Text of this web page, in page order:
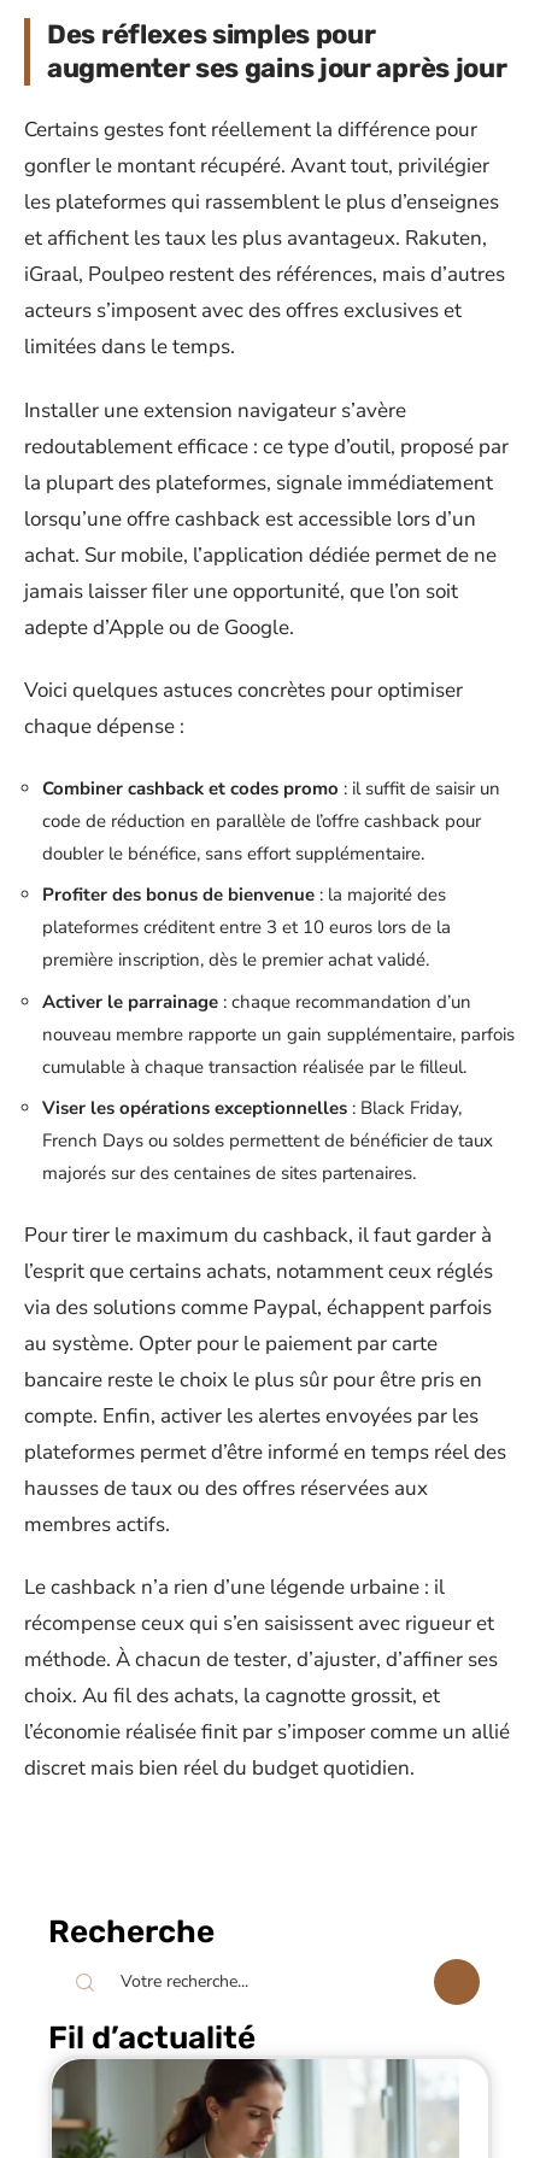
Des réflexes simples pour
augmenter ses gains jour après jour
Certains gestes font réellement la différence pour
gonfler le montant récupéré. Avant tout, privilégier
les plateformes qui rassemblent le plus d’enseignes
et affichent les taux les plus avantageux. Rakuten,
iGraal, Poulpeo restent des références, mais d’autres
acteurs s’imposent avec des offres exclusives et
limitées dans le temps.
Installer une extension navigateur s’avère
redoutablement efficace : ce type d’outil, proposé par
la plupart des plateformes, signale immédiatement
lorsqu’une offre cashback est accessible lors d’un
achat. Sur mobile, l’application dédiée permet de ne
jamais laisser filer une opportunité, que l’on soit
adepte d’Apple ou de Google.
Voici quelques astuces concrètes pour optimiser
chaque dépense :
Combiner cashback et codes promo : il suffit de saisir un
code de réduction en parallèle de l’offre cashback pour
doubler le bénéfice, sans effort supplémentaire.
Profiter des bonus de bienvenue : la majorité des
plateformes créditent entre 3 et 10 euros lors de la
première inscription, dès le premier achat validé.
Activer le parrainage : chaque recommandation d’un
nouveau membre rapporte un gain supplémentaire, parfois
cumulable à chaque transaction réalisée par le filleul.
Viser les opérations exceptionnelles : Black Friday,
French Days ou soldes permettent de bénéficier de taux
majorés sur des centaines de sites partenaires.
Pour tirer le maximum du cashback, il faut garder à
l’esprit que certains achats, notamment ceux réglés
via des solutions comme Paypal, échappent parfois
au système. Opter pour le paiement par carte
bancaire reste le choix le plus sûr pour être pris en
compte. Enfin, activer les alertes envoyées par les
plateformes permet d’être informé en temps réel des
hausses de taux ou des offres réservées aux
membres actifs.
Le cashback n’a rien d’une légende urbaine : il
récompense ceux qui s’en saisissent avec rigueur et
méthode. À chacun de tester, d’ajuster, d’affiner ses
choix. Au fil des achats, la cagnotte grossit, et
l’économie réalisée finit par s’imposer comme un allié
discret mais bien réel du budget quotidien.
Recherche
Fil d’actualité